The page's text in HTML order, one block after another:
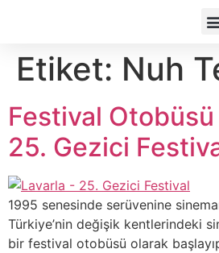
Etiket: Nuh
Festival
25. Gezici
1995 senesinde serüvenine
Türkiye’nin değişik kentlerindeki
bir festival otobüsü olarak